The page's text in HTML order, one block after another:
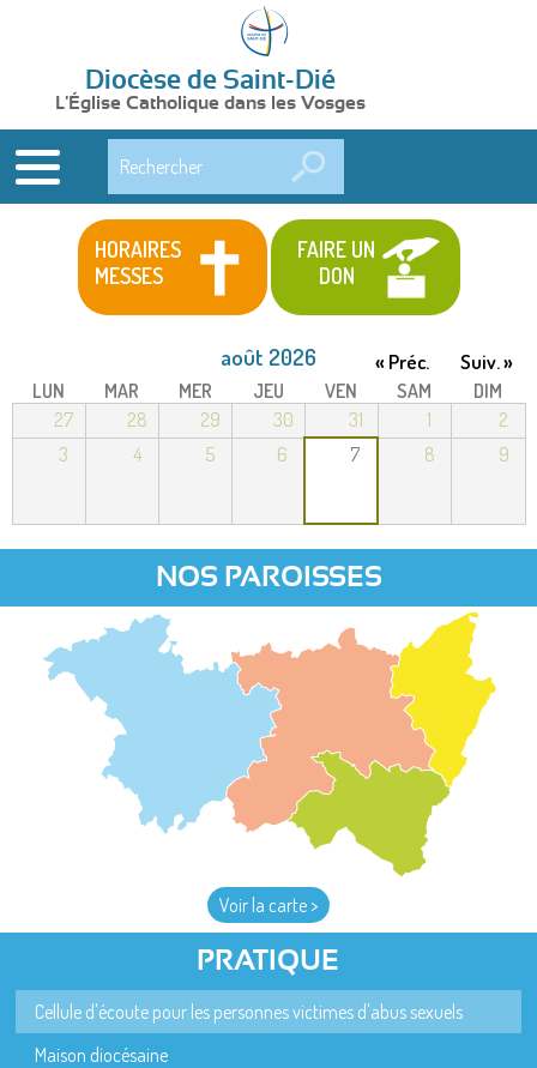
Diocèse de Saint-Dié
L'Église Catholique dans les Vosges
HORAIRES
MESSES
FAIRE UN
DON
août 2026 « Préc. Suiv. »
LUN MAR MER JEU VEN SAM
DIM
27
28 29 30 31 1
2
3
4 5 6 7 8 9
NOS PAROISSES
Voir la carte >
PRATIQUE
Cellule d'écoute pour les personnes victimes d'abus sexuels
Maison diocésaine